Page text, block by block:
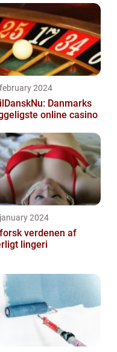
2024
Danmarks
online casino
2024
verdenen af
lingeri